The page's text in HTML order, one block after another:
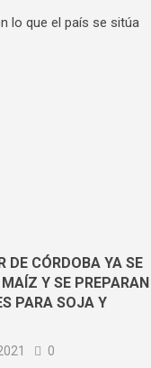
lo que el país se sitúa
DE CÓRDOBA YA SE
Y SE PREPARAN
PARA SOJA Y
0